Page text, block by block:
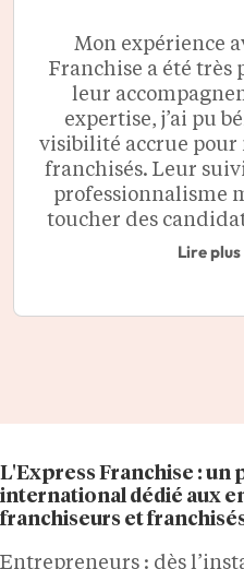
Mon expérience
Franchise a été très
leur
expertise, j’ai pu
visibilité accrue pour
franchisés. Leur
professionnalisme
toucher des
lancer le
développer
Lire plus
L'Express Franchise : un
international dédié aux
franchiseurs et
Entrepreneurs : dès